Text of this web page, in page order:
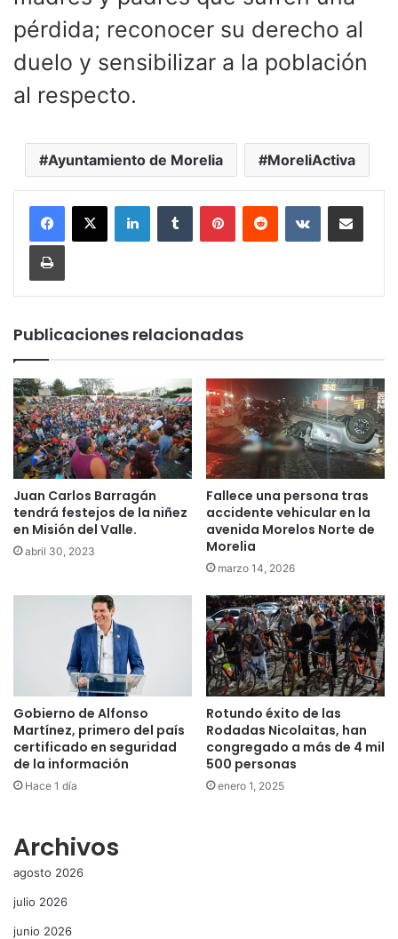
pérdida; reconocer su derecho al
duelo y sensibilizar a la población
al respecto.
Ayuntamiento de Morelia MoreliActiva
LinkedInTumblr PinterestReddit VKontakteCompartir por
Imprimir
Publicaciones relacionadas
Juan Carlos Barragán
tendrá festejos de la niñez
en Misión del Valle.
abril 30, 2023
Fallece una persona tras
accidente vehicular en la
avenida Morelos Norte de
Morelia
marzo 14, 2026
Gobierno de Alfonso
Martínez, primero del país
certificado en seguridad
de la información
Hace 1 día
Rotundo éxito de las
Rodadas Nicolaitas, han
congregado a más de 4 mil
500 personas
enero 1, 2025
Archivos
agosto 2026
julio 2026
junio 2026